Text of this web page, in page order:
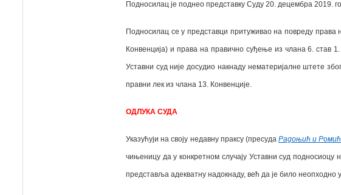
Подносилац је поднео представку Суду 20. децембра 2019.
Подносилац се у представци притуживао на повреду
Конвенција) и права на правично суђење из члана 6.
Уставни суд није досудио накнаду нематеријалне штете
правни лек из члана 13. Конвенције.
ОДЛУКА СУДА
Указућуји на своју недавну праксу (пресудаРадоњић и
чињеницу да у конкретном случају Уставни суд
представља адекватну надокнаду, већ да је било неопходно